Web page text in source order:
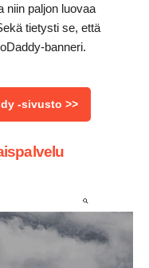
niin paljon luovaa
tietysti se, että
banneri.
-sivusto >>